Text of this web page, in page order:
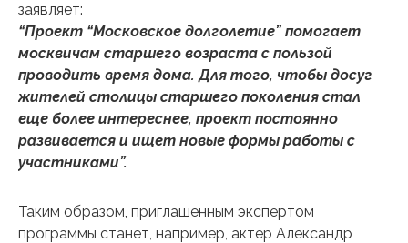
заявляет:
“Проект “Московское долголетие” помогает
москвичам старшего возраста с пользой
проводить время дома. Для того, чтобы досуг
жителей столицы старшего поколения стал
еще более интереснее, проект постоянно
развивается и ищет новые формы работы с
участниками”.
Таким образом, приглашенным экспертом
программы станет, например, актер Александр